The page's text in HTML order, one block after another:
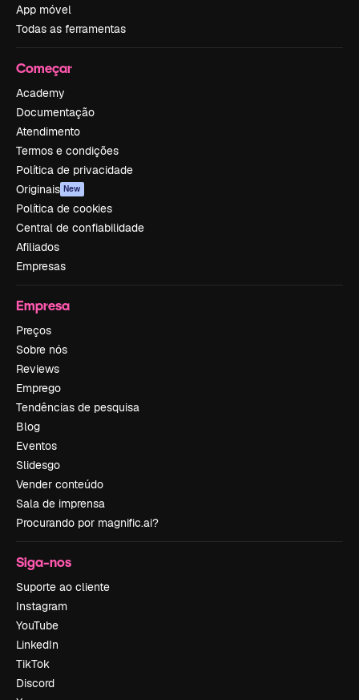
App móvel
Todas as ferramentas
Começar
Academy
Documentação
Atendimento
Termos e condições
Política de privacidade
Originais New
Política de cookies
Central de confiabilidade
Afiliados
Empresas
Empresa
Preços
Sobre nós
Reviews
Emprego
Tendências de pesquisa
Blog
Eventos
Slidesgo
Vender conteúdo
Sala de imprensa
Procurando por magnific.ai?
Siga-nos
Suporte ao cliente
Instagram
YouTube
LinkedIn
TikTok
Discord